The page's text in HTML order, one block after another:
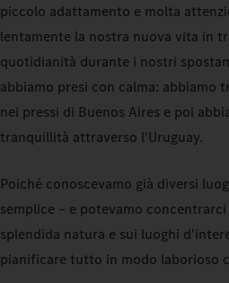
piccolo adattamento e molta
lentamente la nostra nuova vita in
quotidianità durante i nostri
abbiamo presi con calma: abbiamo
nei pressi di Buenos Aires e poi
tranquillità attraverso l'Uruguay.
Poiché conoscevamo già diversi
semplice – e potevamo
splendida natura e sui luoghi
pianificare tutto in modo laborioso